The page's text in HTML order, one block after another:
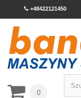
+48422121450
0